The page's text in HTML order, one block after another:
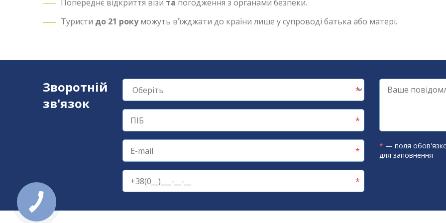
Попереднє відкриття візи та погодження з органами безпеки.
Туристи до 21 рокуможуть в’їжджати до країни лише у супроводі батька або матері.
Зворотній
зв'язок
* — поля
для заповнення